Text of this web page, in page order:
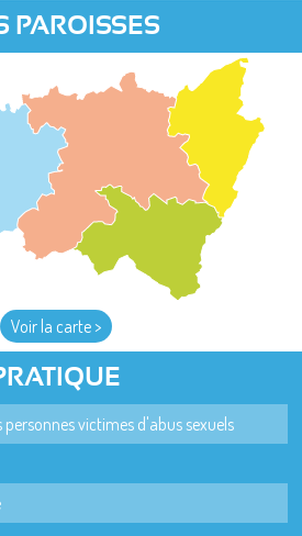
PAROISSES
Voir la carte >
personnes victimes d'abus sexuels